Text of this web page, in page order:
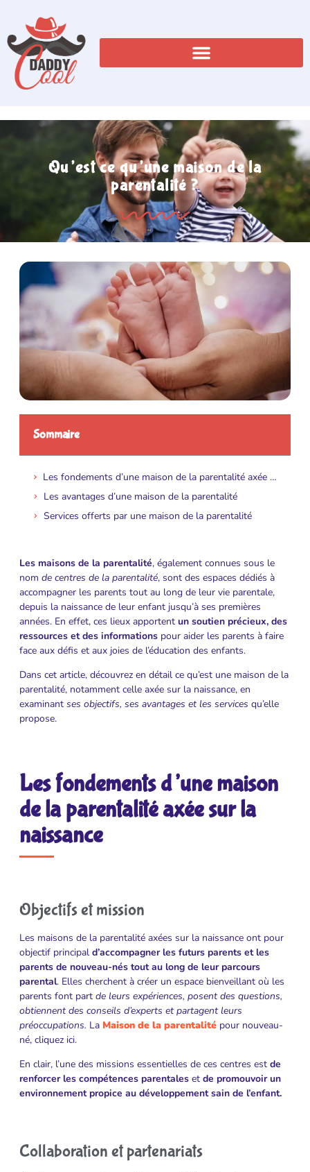
Qu’est ce qu’une maison de la
parentalité ?
Sommaire
Les fondements d’une maison de la parentalité axée sur la naissance
Les avantages d’une maison de la parentalité
Services offerts par une maison de la parentalité
Les maisons de la parentalité, également connues sous le
nom de centres de la parentalité, sont des espaces dédiés à
accompagner les parents tout au long de leur vie parentale,
depuis la naissance de leur enfant jusqu’à ses premières
années. En effet, ces lieux apportent un soutien précieux, des
ressources et des informations pour aider les parents à faire
face aux défis et aux joies de l’éducation des enfants.
Dans cet article, découvrez en détail ce qu’est une maison de la
parentalité, notamment celle axée sur la naissance, en
examinant ses objectifs, ses avantages et les services qu’elle
propose.
Les fondements d’une maison
de la parentalité axée sur la
naissance
Objectifs et mission
Les maisons de la parentalité axées sur la naissance ont pour
objectif principal d’accompagner les futurs parents et les
parents de nouveau-nés tout au long de leur parcours
parental. Elles cherchent à créer un espace bienveillant où les
parents font part de leurs expériences, posent des questions,
obtiennent des conseils d’experts et partagent leurs
préoccupations. La Maison de la parentalité pour nouveau-
né, cliquez ici.
En clair, l’une des missions essentielles de ces centres est de
renforcer les compétences parentales et de promouvoir un
environnement propice au développement sain de l’enfant.
Collaboration et partenariats